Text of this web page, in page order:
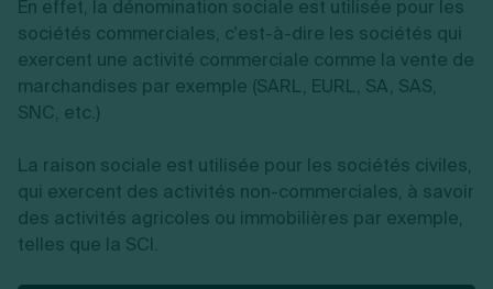
En effet, la dénomination sociale est utilisée pour les
sociétés commerciales, c'est-à-dire les sociétés qui
exercent une activité commerciale comme la vente de
marchandises par exemple (SARL, EURL, SA, SAS,
SNC, etc.)
La raison sociale est utilisée pour les sociétés civiles,
qui exercent des activités non-commerciales, à savoir
des activités agricoles ou immobilières par exemple,
telles que la SCI.